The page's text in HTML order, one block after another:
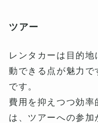
ツアー
レンタカーは目的
動できる点が魅力で
です。
費用を抑えつつ効
は、ツアーへの参加